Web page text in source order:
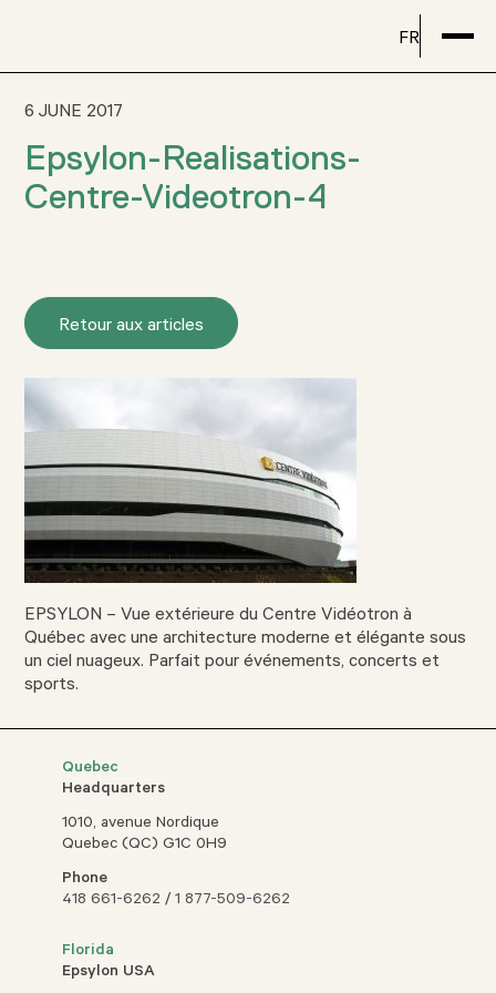
FR
6 JUNE 2017
Epsylon-Realisations-
Centre-Videotron-4
Retour aux articles
EPSYLON – Vue extérieure du Centre Vidéotron à
Québec avec une architecture moderne et élégante sous
un ciel nuageux. Parfait pour événements, concerts et
sports.
Quebec
Headquarters
1010, avenue Nordique
Quebec (QC) G1C 0H9
Phone
418 661-6262 /1 877-509-6262
Florida
Epsylon USA